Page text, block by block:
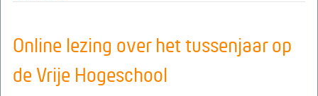
Online lezing over het tussenjaar op
de Vrije Hogeschool